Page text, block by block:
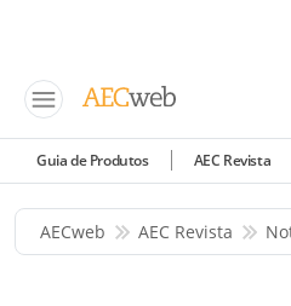
Guia de Produtos AEC Revista
AECweb AEC Revista